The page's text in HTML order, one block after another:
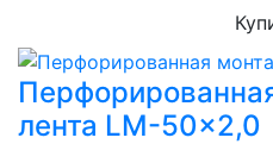
лента LM-50x2,0